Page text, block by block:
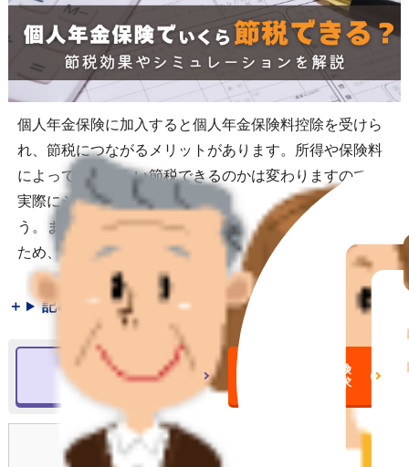
個人年金保険に加入すると個人年金保険料控除を受けら
れ、節税につながるメリットがあります。所得や保険料
によってどのくらい節税できるのかは変わりますので、
実際にシミュレーションをしながら確認してみましょ
う。また、個人年金保険料控除を受けるには条件がある
ため、注意点等も解説します。
記事の要約
個人年金保険について
の詳細をみる
個人年金保険
一括資料請求
目次 [閉じる